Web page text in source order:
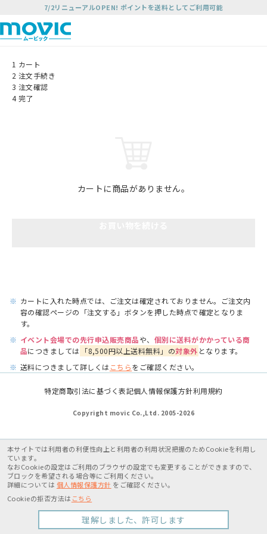
7/2リニューアルOPEN! ポイントを送料としてご利用可能
1 カート
2 注文手続き
3 注文確認
4 完了
カートに商品がありません。
※ カートに入れた時点では、ご注文は確定されておりません。ご注文内
容の確認ページの「注文する」ボタンを押した時点で確定となりま
す。
※ イベント会場での先行申込販売商品や、 個別に送料がかかっている商
品につきましては 「8,500円以上送料無料」の対象外 となります。
※ 送料につきまして詳しくはこちらをご確認ください。
特定商取引法に基づく表記個人情報保護方針利用規約
Copyright movic Co.,Ltd. 2005-2026
本サイトでは利用者の利便性向上と利用者の利用状況把握のためCookieを利用し
ています。
なおCookieの設定はご利用のブラウザの設定でも変更することができますので、
ブロックを希望される場合等にご利用ください。
詳細については 個人情報保護方針 をご確認ください。
Cookieの拒否方法は こちら
理解しました、許可します